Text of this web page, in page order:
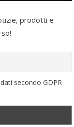
prodotti e
secondo GDPR